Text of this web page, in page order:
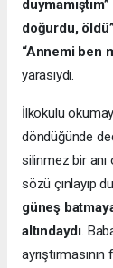
duymamıştım”
doğurdu, öldü”
“Annemi ben
yarasıydı.
İlkokulu
döndüğünde
silinmez bir anı
sözü çınlayıp
güneş
altındaydı .